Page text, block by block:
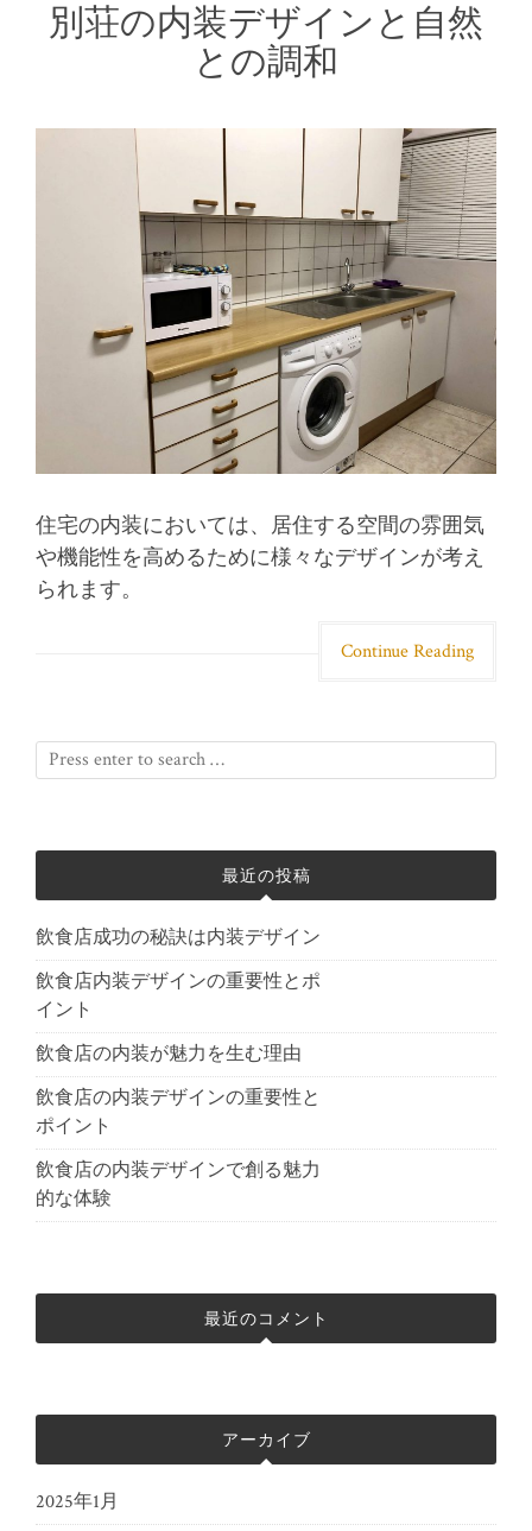
別荘の内装デザインと自然
との調和
住宅の内装においては、居住する空間の雰囲気
や機能性を高めるために様々なデザインが考え
られます。
Continue Reading
最近の投稿
飲食店成功の秘訣は内装デザイン
飲食店内装デザインの重要性とポ
イント
飲食店の内装が魅力を生む理由
飲食店の内装デザインの重要性と
ポイント
飲食店の内装デザインで創る魅力
的な体験
最近のコメント
アーカイブ
2025年1月